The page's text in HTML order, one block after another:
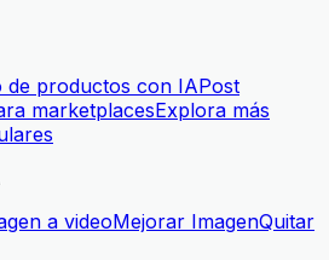
de productos con IAPost
marketplacesExplora más
a videoMejorar ImagenQuitar